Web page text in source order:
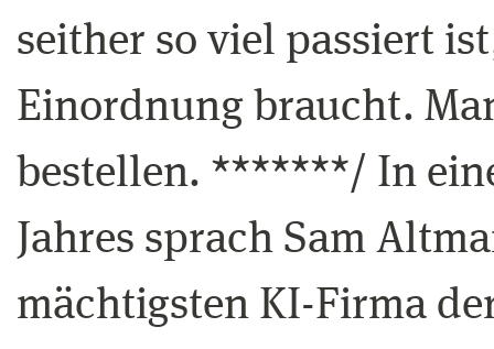
seither so viel passiert
Einordnung braucht.
bestellen. *******/ In
Jahres sprach Sam
mächtigsten KI-Firma